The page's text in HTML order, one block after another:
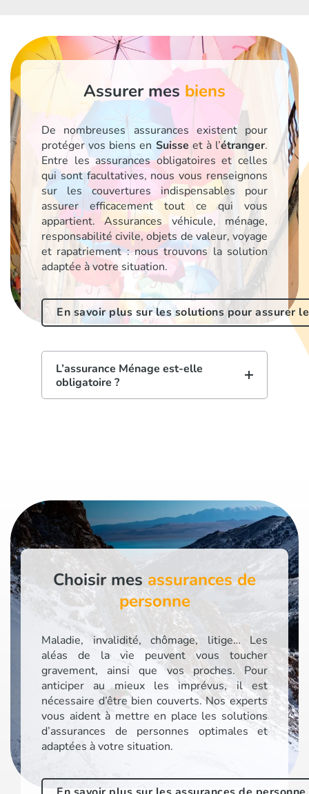
Assurer mes biens
De nombreuses assurances existent pour
protéger vos biens en Suisseet à l’étranger.
Entre les assurances obligatoires et celles
qui sont facultatives, nous vous renseignons
sur les couvertures indispensables pour
assurer efficacement tout ce qui vous
appartient. Assurances véhicule, ménage,
responsabilité civile, objets de valeur, voyage
et rapatriement : nous trouvons la solution
adaptée à votre situation.
En savoir plus sur les solutions pour assurer
L’assurance Ménage est-elle
obligatoire ?
Choisir mes assurances de
personne
Maladie, invalidité, chômage, litige… Les
aléas de la vie peuvent vous toucher
gravement, ainsi que vos proches. Pour
anticiper au mieux les imprévus, il est
nécessaire d’être bien couverts. Nos experts
vous aident à mettre en place les solutions
d’assurances de personnes optimales et
adaptées à votre situation.